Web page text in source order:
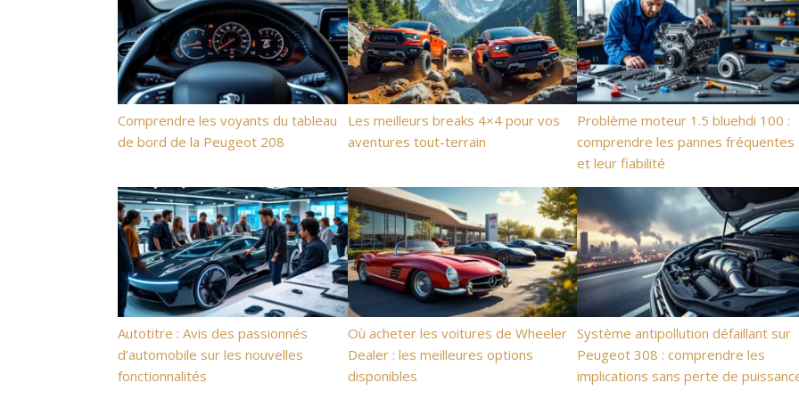
Comprendre les voyants du tableau
de bord de la Peugeot 208
Les meilleurs breaks 4×4 pour vos
aventures tout-terrain
Problème moteur 1.5 bluehdi 100 :
comprendre les pannes fréquentes
et leur fiabilité
Autotitre : Avis des passionnés
d’automobile sur les nouvelles
fonctionnalités
Où acheter les voitures de Wheeler
Dealer : les meilleures options
disponibles
Système antipollution défaillant sur
Peugeot 308 : comprendre les
implications sans perte de